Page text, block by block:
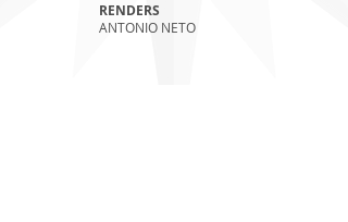
RENDERS
ANTONIO NETO